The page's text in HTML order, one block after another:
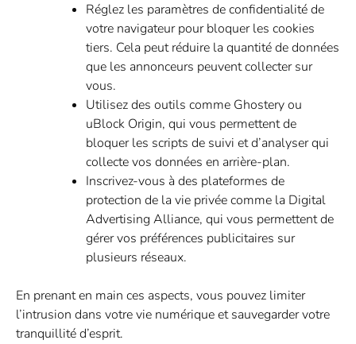
Réglez les paramètres de confidentialité de
votre navigateur pour bloquer les cookies
tiers. Cela peut réduire la quantité de données
que les annonceurs peuvent collecter sur
vous.
Utilisez des outils comme Ghostery ou
uBlock Origin, qui vous permettent de
bloquer les scripts de suivi et d’analyser qui
collecte vos données en arrière-plan.
Inscrivez-vous à des plateformes de
protection de la vie privée comme la Digital
Advertising Alliance, qui vous permettent de
gérer vos préférences publicitaires sur
plusieurs réseaux.
En prenant en main ces aspects, vous pouvez limiter
l’intrusion dans votre vie numérique et sauvegarder votre
tranquillité d’esprit.